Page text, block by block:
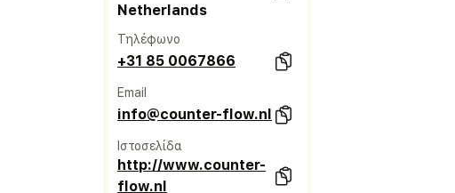
Netherlands
Τηλέφωνο
+31 85 0067866
Email
info@counter-flow.nl
Ιστοσελίδα
http://www.counter-
flow.nl